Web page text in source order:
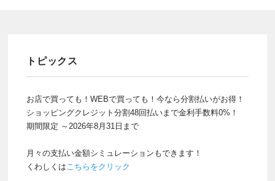
トピックス
お店で買っても！WEBで買っても！今なら分割払いがお得！
ショッピングクレジット分割48回払いまで金利手数料0%！
期間限定 ～2026年8月31日まで
月々の支払い金額シミュレーションもできます！
くわしくはこちらをクリック